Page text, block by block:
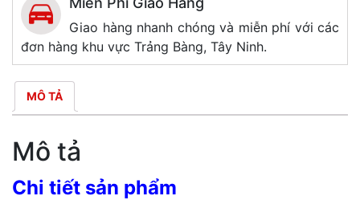
Giao hàng nhanh chóng và miễn phí với các
đơn hàng khu vực Trảng Bàng, Tây Ninh.
MÔ TẢ
Mô tả
Chi tiết sản phẩm